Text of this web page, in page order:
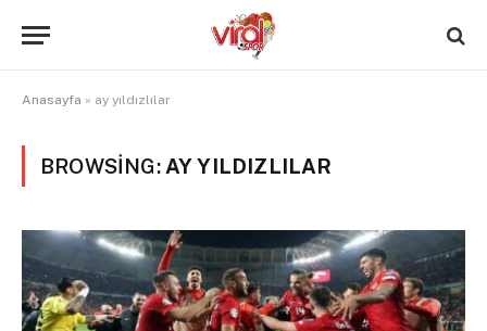
Anasayfa » ay yıldızlılar
BROWSING: AY YILDIZLILAR